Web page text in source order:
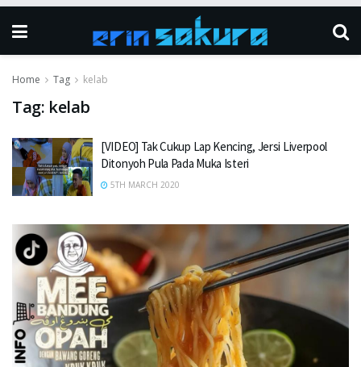
Home Tag kelab
Tag: kelab
[VIDEO] Tak Cukup Lap Kencing, Jersi Liverpool
Ditonyoh Pula Pada Muka Isteri
5TH MARCH 2020